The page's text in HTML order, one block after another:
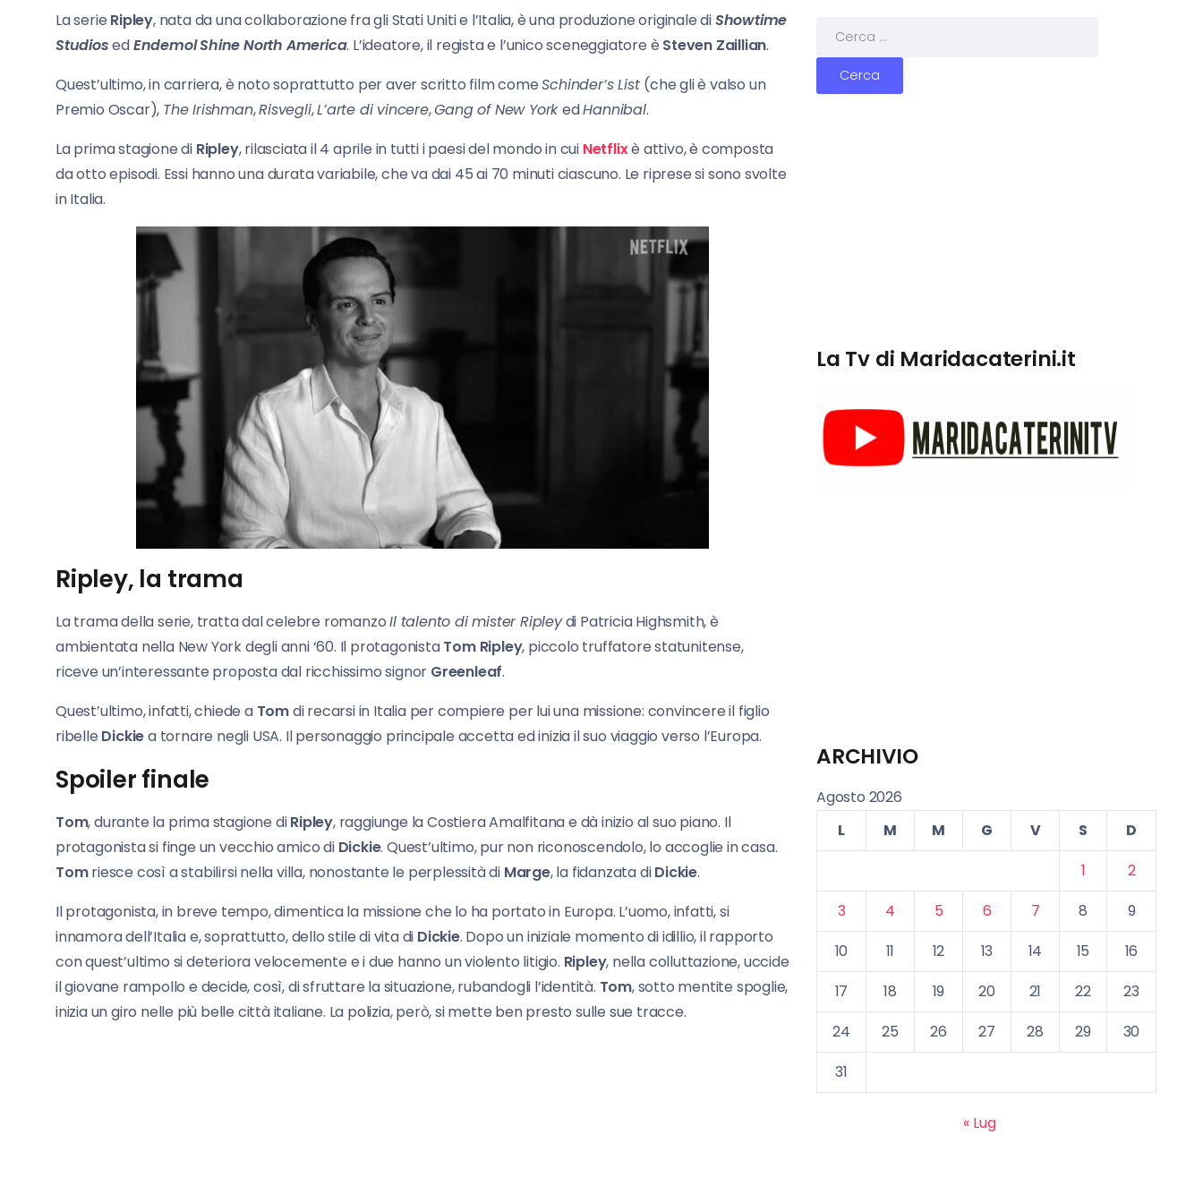
La serie Ripley, nata da una collaborazione fra gli Stati Uniti e l’Italia, è una produzione originale diShowtime
StudiosedEndemolShine North America. L’ideatore, il regista e l’unico sceneggiatore è Steven Zaillian.
Quest’ultimo, in carriera, è noto soprattutto per aver scritto film comeSchinder’s List (che gli è valso un
Premio Oscar), The Irishman,Risvegli,L’arte di vincere,Gang of New YorkedHannibal.
La prima stagione di Ripley, rilasciata il 4 aprile in tutti i paesi del mondo in cui Netflixè attivo, è composta
da otto episodi. Essi hanno una durata variabile, che va dai 45 ai 70 minuti ciascuno. Le riprese si sono svolte
in Italia.
Ripley, la trama
La trama della serie, tratta dal celebre romanzoIl talento di mister Ripleydi Patricia Highsmith, è
ambientata nella New York degli anni ‘60. Il protagonistaTom Ripley, piccolo truffatore statunitense,
riceve un’interessante proposta dal ricchissimo signor Greenleaf.
Quest’ultimo, infatti, chiede a Tomdi recarsi in Italia per compiere per lui una missione: convincere il figlio
ribelle Dickiea tornare negli USA. Il personaggio principale accetta ed inizia il suo viaggio verso l’Europa.
Spoiler finale
Tom, durante la prima stagione diRipley, raggiunge la Costiera Amalfitana e dà inizio al suo piano. Il
protagonista si finge un vecchio amico di Dickie. Quest’ultimo, pur non riconoscendolo, lo accoglie in casa.
Tomriesce così a stabilirsi nella villa, nonostante le perplessità di Marge, la fidanzata diDickie.
Il protagonista, in breve tempo, dimentica la missione che lo ha portato in Europa. L’uomo, infatti, si
innamora dell’Italia e, soprattutto, dello stile di vita di Dickie. Dopo un iniziale momento di idillio, il rapporto
con quest’ultimo si deteriora velocemente e i due hanno un violento litigio. Ripley, nella colluttazione, uccide
il giovane rampollo e decide, così, di sfruttare la situazione, rubandogli l’identità. Tom, sotto mentite spoglie,
inizia un giro nelle più belle città italiane. La polizia, però, si mette ben presto sulle sue tracce.
La Tv di Maridacaterini.it
ARCHIVIO
Agosto 2026
L
M M G V S
D
1
2
3
4 5 6 7 8
9
10
11 12 13 14 15
16
17
18 19 20 21 22
23
24
25 26 27 28 29
30
31
« Lug